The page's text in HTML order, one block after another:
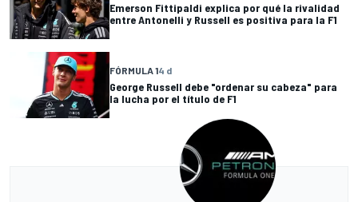
Emerson Fittipaldi explica por qué la rivalidad
entre Antonelli y Russell es positiva para la F1
FÓRMULA 14 d
George Russell debe "ordenar su cabeza" para
la lucha por el título de F1